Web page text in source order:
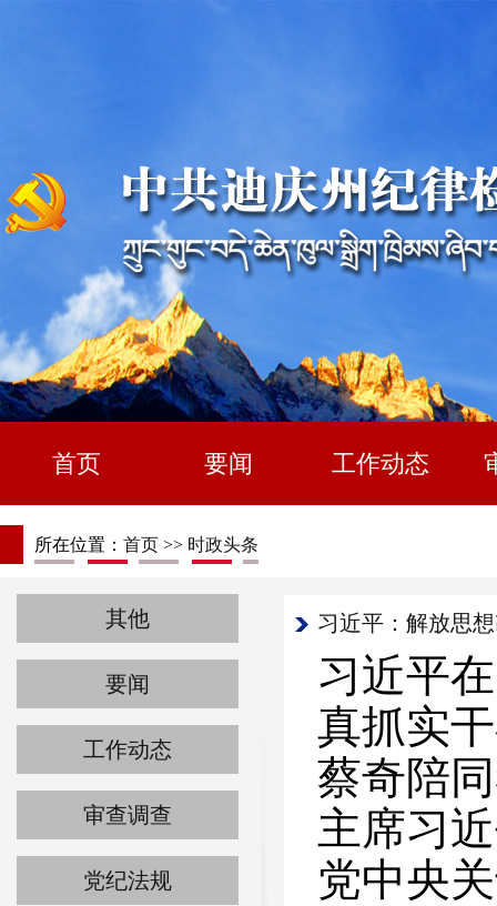
首页 要闻 工作动态
所在位置： 首页 >> 时政头条
其他
要闻
工作动态
审查调查
党纪法规
习近平：解放思
习近平
真抓实
蔡奇陪
主席习
党中央